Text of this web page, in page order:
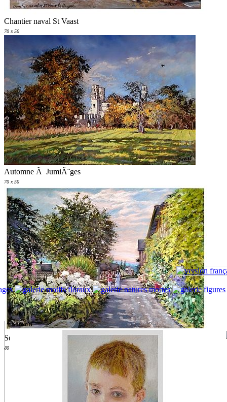
Chantier naval St Vaast
70 x 50
Automne Ã JumiÃ¨ges
70 x 50
Soir d ete au Bec Hellouin
80 x 60
Simon